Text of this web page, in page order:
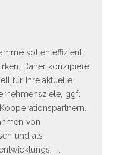
sollen effizient
Daher konzipiere
für Ihre aktuelle
ggf.
von
und als
…